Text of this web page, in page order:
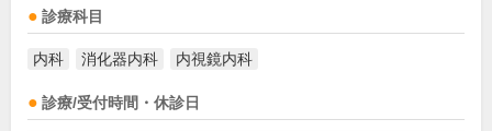
診療科目
内科 消化器内科 内視鏡内科
診療/受付時間・休診日